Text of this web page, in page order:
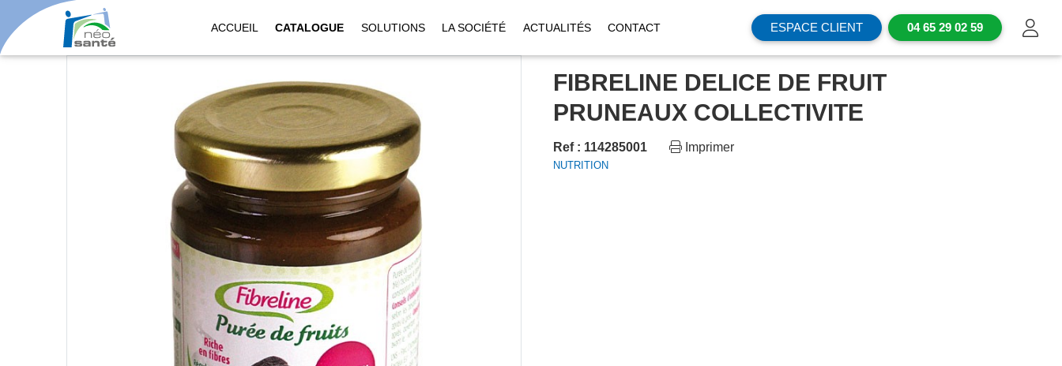
ACCUEIL CATALOGUE SOLUTIONS LA SOCIÉTÉ ACTUALITÉS CONTACT ESPACE CLIENT 04 65 29 02 59
FIBRELINE DELICE DE FRUIT
PRUNEAUX COLLECTIVITE
Ref : 114285001 Imprimer
NUTRITION